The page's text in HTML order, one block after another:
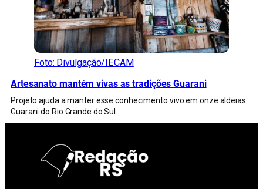
Foto: Divulgação/IECAM
Artesanato mantém vivas as tradições Guarani
Projeto ajuda a manter esse conhecimento vivo em onze aldeias
Guarani do Rio Grande do Sul.